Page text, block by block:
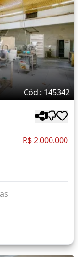
Cód.: 145342
R$ 2.000.000